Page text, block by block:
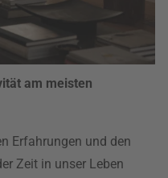
am meisten
Erfahrungen und den
Zeit in unser Leben